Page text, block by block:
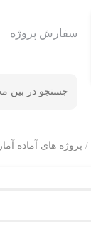
سفارش پروژه
/ پروژه های آماده آمار